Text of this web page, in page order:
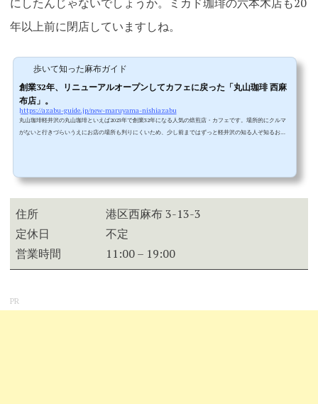
年以上前に閉店していますしね。
歩いて知った麻布ガイド
創業32年、リニューアルオープンしてカフェに戻った「丸山珈琲 西麻
布店」。
https://azabu-guide.jp/new-maruyama-nishiazabu
丸山珈琲軽井沢の丸山珈琲といえば2023年で創業32年になる人気の焙煎店・カフェです。場所的にクルマ
がないと行きづらいうえにお店の場所も判りにくいため、少し前まではずっと軽井沢の知る人ぞ知るお店
ったりと不安定な形態がずっと...
住所
定休日
営業時間
港区西麻布 3-13-3
不定
11:00 – 19:00
PR